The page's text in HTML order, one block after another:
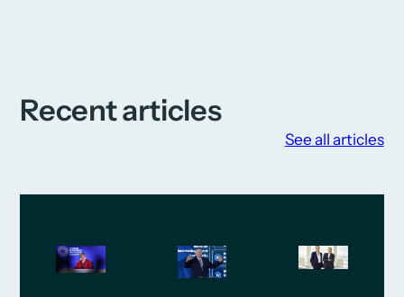
Recent articles
See all articles